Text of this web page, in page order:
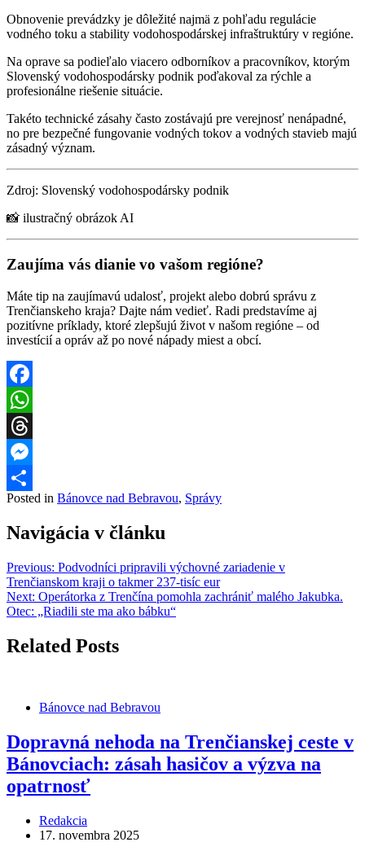
Obnovenie prevádzky je dôležité najmä z pohľadu regulácie
vodného toku a stability vodohospodárskej infraštruktúry v regióne.
Na oprave sa podieľalo viacero odborníkov a pracovníkov, ktorým
Slovenský vodohospodársky podnik poďakoval za rýchle a
profesionálne riešenie situácie.
Takéto technické zásahy často zostávajú pre verejnosť nenápadné,
no pre bezpečné fungovanie vodných tokov a vodných stavieb majú
zásadný význam.
Zdroj: Slovenský vodohospodársky podnik
📸 ilustračný obrázok AI
Zaujíma vás dianie vo vašom regióne?
Máte tip na zaujímavú udalosť, projekt alebo dobrú správu z
Trenčianskeho kraja? Dajte nám vedieť. Radi predstavíme aj
pozitívne príklady, ktoré zlepšujú život v našom regióne – od
investícií a opráv až po nové nápady miest a obcí.
Facebook
WhatsApp
Threads
Messenger
Share
Posted in Bánovce nad Bebravou, Správy
Navigácia v článku
Previous: Podvodníci pripravili výchovné zariadenie v
Trenčianskom kraji o takmer 237-tisíc eur
Next: Operátorka z Trenčína pomohla zachrániť malého Jakubka.
Otec: „Riadili ste ma ako bábku“
Related Posts
Bánovce nad Bebravou
Dopravná nehoda na Trenčianskej ceste v
Bánovciach: zásah hasičov a výzva na
opatrnosť
Redakcia
17. novembra 2025